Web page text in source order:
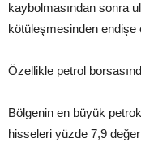
kaybolmasından sonra
kötüleşmesinden endişe
Özellikle petrol
Bölgenin en büyük
hisseleri yüzde 7,9